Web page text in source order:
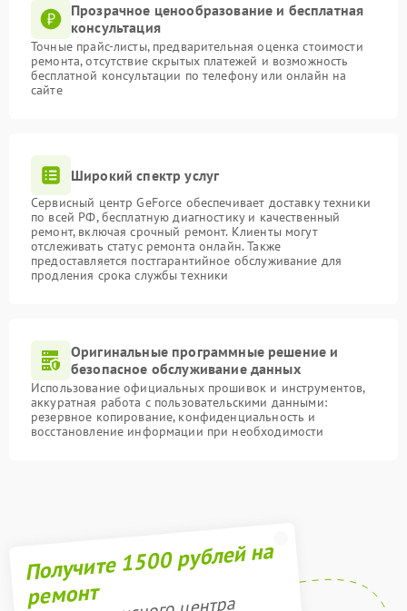
Прозрачное ценообразование и бесплатная
консультация
Точные прайс-листы, предварительная оценка стоимости
ремонта, отсутствие скрытых платежей и возможность
бесплатной консультации по телефону или онлайн на
сайте
Широкий спектр услуг
Сервисный центр GeForce обеспечивает доставку техники
по всей РФ, бесплатную диагностику и качественный
ремонт, включая срочный ремонт. Клиенты могут
отслеживать статус ремонта онлайн. Также
предоставляется постгарантийное обслуживание для
продления срока службы техники
Оригинальные программные решение и
безопасное обслуживание данных
Использование официальных прошивок и инструментов,
аккуратная работа с пользовательскими данными:
резервное копирование, конфиденциальность и
восстановление информации при необходимости
Получите 1500 рублей на
ремонт